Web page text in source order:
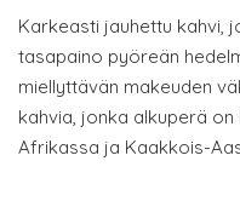
Karkeasti jauhettu kahvi,
tasapaino pyöreän
miellyttävän makeuden
kahvia, jonka alkuperä
Afrikassa ja Kaakkois-